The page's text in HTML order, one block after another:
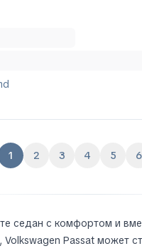
1 2 3 4 5 6
седан с комфортом и
Volkswagen Passat может